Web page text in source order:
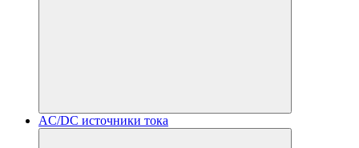
AC/DC источники тока